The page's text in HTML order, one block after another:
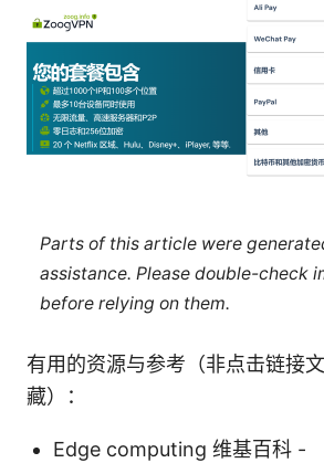
Parts of this article were
assistance. Please double-check
before relying on them.
有用的资源与参考（非点击链接
藏）：
Edge computing 维基百科 -